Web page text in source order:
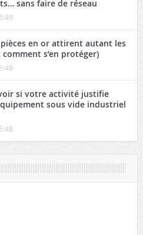
sans faire de réseau
en or attirent autant les
s’en protéger)
si votre activité justifie
sous vide industriel